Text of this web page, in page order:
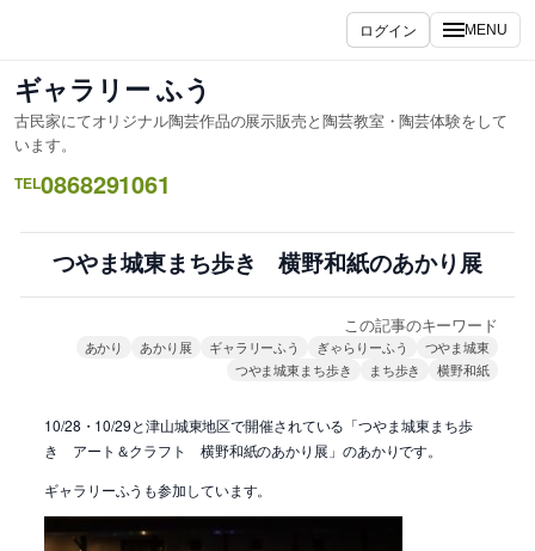
ス
キ
ッ
プ
ログイン MENU
ギャラリー ふう
古民家にてオリジナル陶芸作品の展示販売と陶芸教室・陶芸体験をして
います。
TEL0868291061
つやま城東まち歩き 横野和紙のあかり展
この記事のキーワード
あかり あかり展 ギャラリーふう ぎゃらりーふう
つやま城東
つやま城東まち歩き
まち歩き 横野和紙
10/28・10/29と津山城東地区で開催されている「つやま城東まち歩
き アート＆クラフト 横野和紙のあかり展」のあかりです。
ギャラリーふうも参加しています。